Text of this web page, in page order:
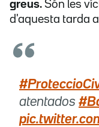
greus. Són les
d'aquesta tarda
atentados